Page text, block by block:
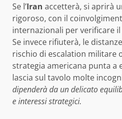
Se l’Iran accetterà, si aprirà
rigoroso, con il
internazionali per verificare
Se invece rifiuterà, le
rischio di escalation militare
strategia americana punta a
lascia sul tavolo molte
dipenderà da un delicato
e interessi strategici.